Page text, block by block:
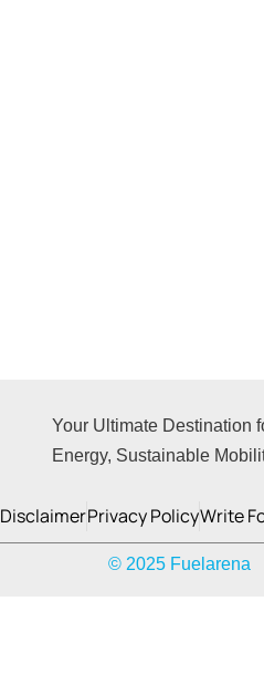
Your Ultimate Destination
Energy, Sustainable
DisclaimerPrivacy PolicyWrite
© 2025 Fuelarena